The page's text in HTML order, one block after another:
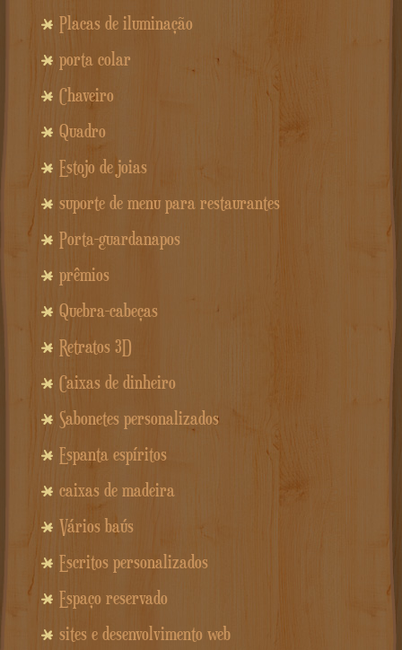
Placas de iluminação
porta colar
Chaveiro
Quadro
Estojo de joias
suporte de menu para restaurantes
Porta-guardanapos
prêmios
Quebra-cabeças
Retratos 3D
Caixas de dinheiro
Sabonetes personalizados
Espanta espíritos
caixas de madeira
Vários baús
Escritos personalizados
Espaço reservado
sites e desenvolvimento web